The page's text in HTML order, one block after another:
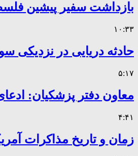
بازداشت سفیر پیشین
۱۰:۳۳
حادثه دریایی در نزدیکی
۵:۱۷
معاون دفتر پزشکیان:
۴:۴۱
زمان و تاریخ مذاکرات